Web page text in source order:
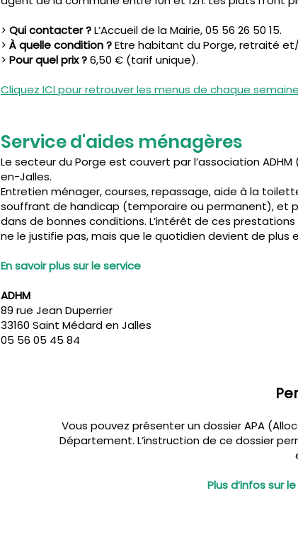
> Qui contacter ?L’Accueil de la Mairie, 05 56 26 50 15.
> À quelle condition ?Etre habitant du Porge, retraité
> Pour quel prix ?6,50 € (tarif unique).
Cliquez ICI pour retrouver les menus de chaque
Service d'aides ménagères
Le secteur du Porge est couvert par l’association
en-Jalles.
Entretien ménager, courses, repassage, aide à la
souffrant de handicap (temporaire ou permanent), et
dans de bonnes conditions. L’intérêt de ces
ne le justifie pas, mais que le quotidien devient de plus
En savoir plus sur le service
ADHM
89 rue Jean Duperrier
33160 Saint Médard en Jalles
05 56 05 45 84
Vous pouvez présenter un dossier APA
Département. L’instruction de ce dossier
Plus d’infos sur